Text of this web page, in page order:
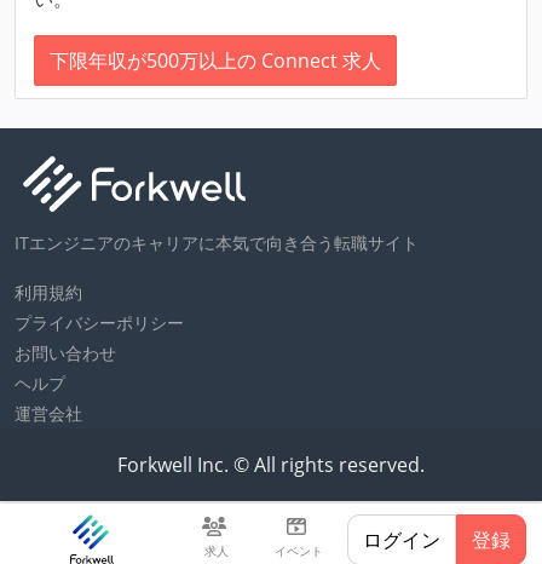
求人 イベント ログイン 登録
下限年収が500万以上の Connect 求人
ITエンジニアのキャリアに本気で向き合う転職サイト
利用規約
プライバシーポリシー
お問い合わせ
ヘルプ
運営会社
Forkwell Inc. © All rights reserved.